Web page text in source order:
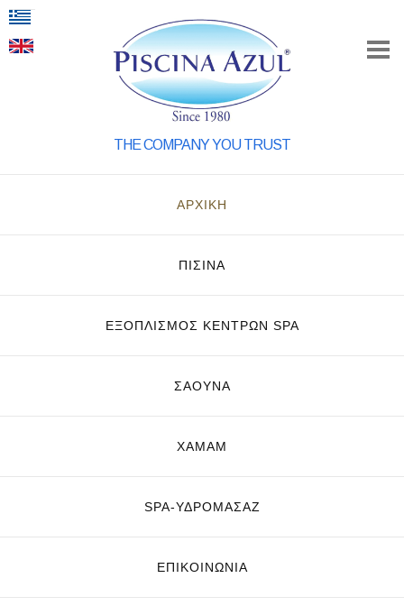
THE COMPANY YOU TRUST
ΑΡΧΙΚΗ
ΠΙΣΙΝΑ
ΕΞΟΠΛΙΣΜΌΣ ΚΈΝΤΡΩΝ SPA
ΣΑΟΥΝΑ
ΧΑΜΑΜ
SPA-ΥΔΡΟΜΑΣΆΖ
ΕΠΙΚΟΙΝΩΝΊΑ